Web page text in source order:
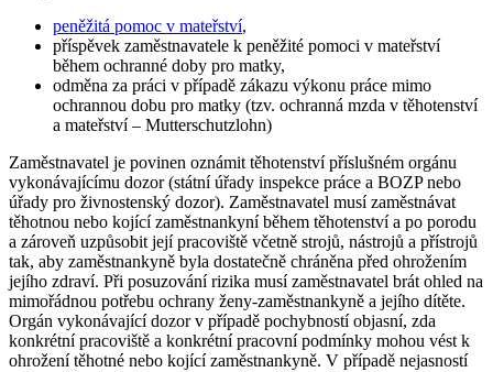
peněžitá pomoc v mateřství,
příspěvek zaměstnavatele k peněžité pomoci v mateřství
během ochranné doby pro matky,
odměna za práci v případě zákazu výkonu práce mimo
ochrannou dobu pro matky (tzv. ochranná mzda v těhotenství
a mateřství – Mutterschutzlohn)
Zaměstnavatel je povinen oznámit těhotenství příslušném orgánu
vykonávajícímu dozor (státní úřady inspekce práce a BOZP nebo
úřady pro živnostenský dozor). Zaměstnavatel musí zaměstnávat
těhotnou nebo kojící zaměstnankyní během těhotenství a po porodu
a zároveň uzpůsobit její pracoviště včetně strojů, nástrojů a přístrojů
tak, aby zaměstnankyně byla dostatečně chráněna před ohrožením
jejího zdraví. Při posuzování rizika musí zaměstnavatel brát ohled na
mimořádnou potřebu ochrany ženy-zaměstnankyně a jejího dítěte.
Orgán vykonávající dozor v případě pochybností objasní, zda
konkrétní pracoviště a konkrétní pracovní podmínky mohou vést k
ohrožení těhotné nebo kojící zaměstnankyně. V případě nejasností